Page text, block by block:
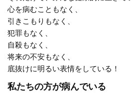
心を病むこともなく、
引きこもりもなく、
犯罪もなく、
自殺もなく、
将来の不安もなく、
底抜けに明るい表情をしている！
私たちの方が病んでいる